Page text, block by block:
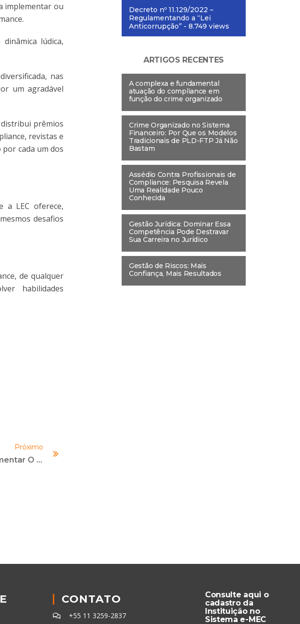
implementar ou
lúdica,
nas
um agradável
prêmios
revistas e
cada um dos
a LEC oferece,
desafios
de qualquer
habilidades
Próximo
[Revista LEC] É Preciso Regulamentar O Lobby?
Decreto nº 11.129/2022 –
Regulamentando a “Lei
Anticorrupção” - 8.749 views
ARTIGOS RECENTES
A complexa e fundamental
atuação do compliance em
função do crime organizado
Crime Organizado no Sistema
Financeiro: Por Que os Modelos
Tradicionais de PLD-FTP Já Não
Bastam
Assédio Contra Profissionais de
Compliance: Pesquisa Revela
Uma Realidade Pouco
Conhecida
Gestão Jurídica: Dominar Essa
Competência Pode Destravar
Sua Carreira no Jurídico
Gestão de Riscos: Mais
Confiança, Mais Resultados
CONTATO
+55 11 3259-2837
Consulte aqui o
cadastro da
Instituição no
Sistema e-MEC